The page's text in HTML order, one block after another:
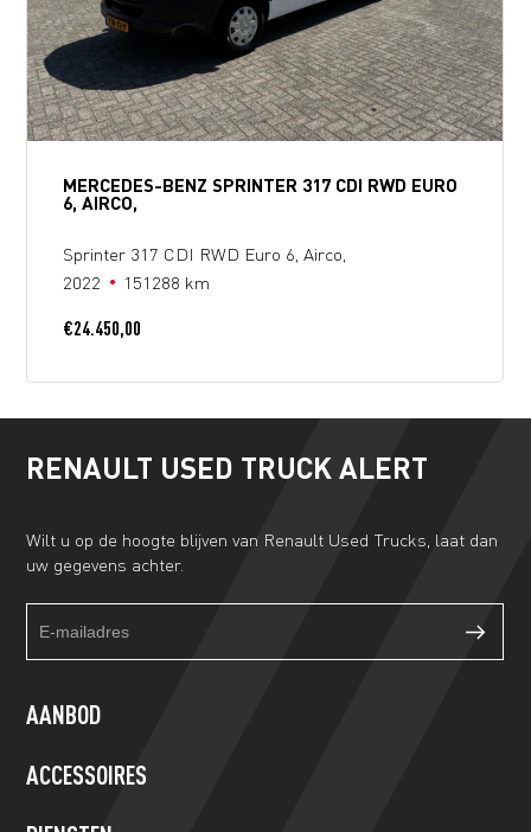
MERCEDES-BENZ SPRINTER 317 CDI RWD EURO
6, AIRCO,
Sprinter 317 CDI RWD Euro 6, Airco,
2022
151288 km
€24.450,00
RENAULT USED TRUCK ALERT
Wilt u op de hoogte blijven van Renault Used Trucks, laat dan
uw gegevens achter.
footer
human,
leave
field
AANBOD
ACCESSOIRES